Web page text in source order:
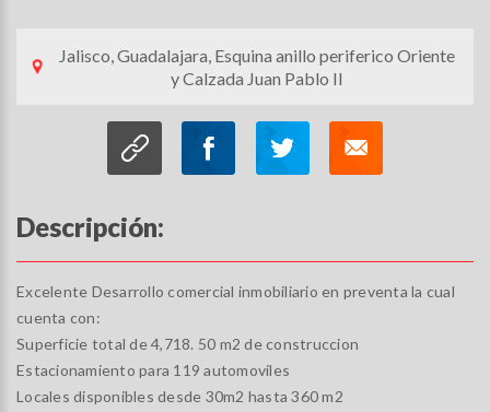
Jalisco, Guadalajara, Esquina anillo periferico Oriente
y Calzada Juan Pablo II
Descripción:
Excelente Desarrollo comercial inmobiliario en preventa la cual
cuenta con:
Superficie total de 4,718. 50 m2 de construccion
Estacionamiento para 119 automoviles
Locales disponibles desde 30m2 hasta 360 m2